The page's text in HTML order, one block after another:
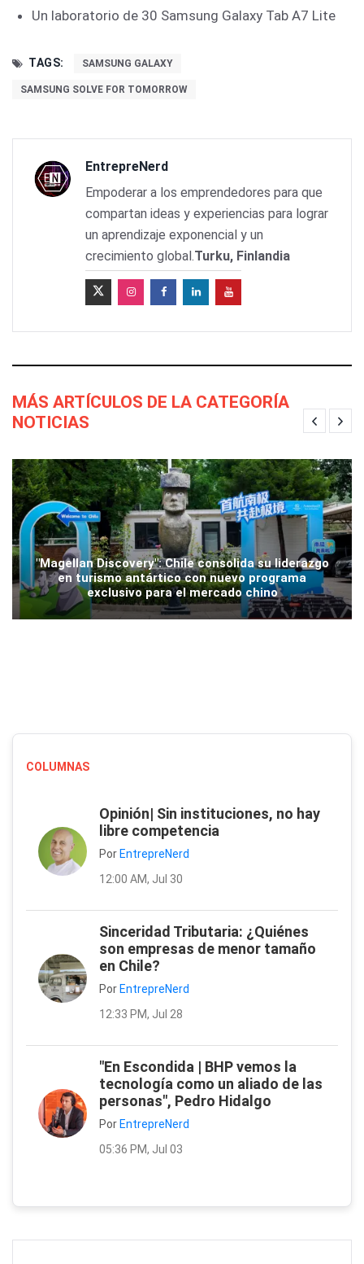
Un laboratorio de 30 Samsung Galaxy Tab A7 Lite
TAGS: SAMSUNG GALAXY
SAMSUNG SOLVE FOR TOMORROW
EntrepreNerd
Empoderar a los emprendedores para que
compartan ideas y experiencias para lograr
un aprendizaje exponencial y un
crecimiento global.Turku, Finlandia
MÁS ARTÍCULOS DE LA CATEGORÍA
NOTICIAS
"Magellan Discovery": Chile consolida su liderazgo
en turismo antártico con nuevo programa
exclusivo para el mercado chino
COLUMNAS
Opinión| Sin instituciones, no hay
libre competencia
Por EntrepreNerd
12:00 AM, Jul 30
Sinceridad Tributaria: ¿Quiénes
son empresas de menor tamaño
en Chile?
Por EntrepreNerd
12:33 PM, Jul 28
"En Escondida | BHP vemos la
tecnología como un aliado de las
personas", Pedro Hidalgo
Por EntrepreNerd
05:36 PM, Jul 03